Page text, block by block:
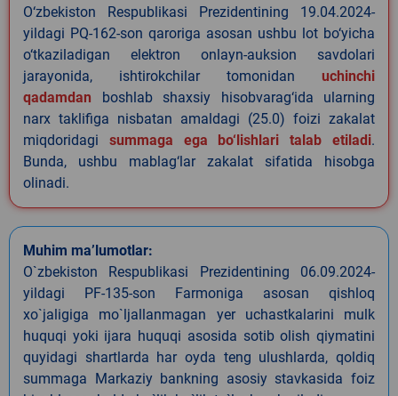
O‘zbekiston Respublikasi Prezidentining 19.04.2024-
yildagi PQ-162-son qaroriga asosan ushbu lot bo‘yicha
o‘tkaziladigan elektron onlayn-auksion savdolari
jarayonida, ishtirokchilar tomonidan uchinchi
qadamdan boshlab shaxsiy hisobvarag‘ida ularning
narx taklifiga nisbatan amaldagi (25.0) foizi zakalat
miqdoridagi summaga ega bo‘lishlari talab etiladi.
Bunda, ushbu mablag‘lar zakalat sifatida hisobga
olinadi.
Muhim ma’lumotlar:
O`zbekiston Respublikasi Prezidentining 06.09.2024-
yildagi PF-135-son Farmoniga asosan qishloq
xo`jaligiga mo`ljallanmagan yer uchastkalarini mulk
huquqi yoki ijara huquqi asosida sotib olish qiymatini
quyidagi shartlarda har oyda teng ulushlarda, qoldiq
summaga Markaziy bankning asosiy stavkasida foiz